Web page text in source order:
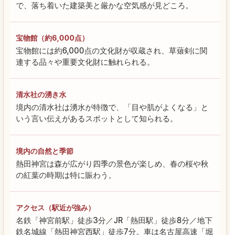
で、落ち着いた建築美と厳かな空気感が見どころ。
宝物館（約6,000点）
宝物館には約6,000点の文化財が収蔵され、草薙剣に関
連する品々や重要文化財に触れられる。
清水社の湧き水
境内の清水社は湧水が特徴で、「目や肌がよくなる」と
いう言い伝えがあるスポットとして知られる。
境内の自然と季節
熱田神宮は森が広がり四季の景色が楽しめ、春の桜や秋
の紅葉の時期は特に賑わう。
アクセス（駅近が強み）
名鉄「神宮前駅」徒歩3分／JR「熱田駅」徒歩8分／地下
鉄名城線「熱田神宮西駅」徒歩7分。車は名古屋高速「堀